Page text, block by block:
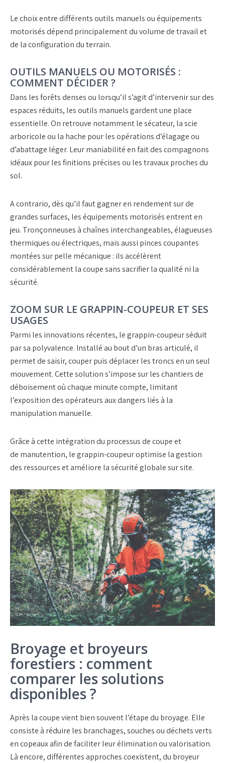
Le choix entre différentsoutils manuelsouéquipements
motorisésdépend principalement du volume de travail et
de la configuration du terrain.
OUTILS MANUELS OU MOTORISÉS :
COMMENT DÉCIDER ?
Dans les forêts denses ou lorsqu’il s’agit d’intervenir sur des
espaces réduits, lesoutils manuelsgardent une place
essentielle. On retrouve notamment lesécateur, lascie
arboricoleou la hache pour les opérations d’élagage ou
d’abattage léger. Leur maniabilité en fait des compagnons
idéaux pour les finitions précises ou les travaux proches du
sol.
A contrario, dès qu’il faut gagner en rendement sur de
grandes surfaces, leséquipements motorisésentrent en
jeu. Tronçonneusesà chaînes interchangeables,élagueuses
thermiquesou électriques, mais aussi pinces coupantes
montées sur pelle mécanique : ils accélèrent
considérablement la coupe sans sacrifier la qualité ni la
sécurité.
ZOOM SUR LE GRAPPIN-COUPEUR ET SES
USAGES
Parmi les innovations récentes, legrappin-coupeurséduit
par sa polyvalence. Installé au bout d’un bras articulé, il
permet de saisir, couper puis déplacer les troncs en un seul
mouvement. Cette solution s’impose sur les chantiers de
déboisement où chaque minute compte, limitant
l’exposition des opérateurs aux dangers liés à la
manipulation manuelle.
Grâce à cette intégration du processus decoupeet
de manutention, legrappin-coupeuroptimise la gestion
des ressources et améliore la sécurité globale sur site.
Broyage et broyeurs
forestiers : comment
comparer les solutions
disponibles ?
Après la coupe vient bien souvent l’étape du broyage. Elle
consiste à réduire les branchages, souches ou déchets verts
en copeaux afin de faciliter leur élimination ou valorisation.
Là encore, différentes approches coexistent, du broyeur